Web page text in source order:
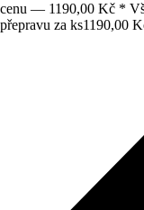
cenu — 1190,00 Kč *
přepravu za ks1190,00